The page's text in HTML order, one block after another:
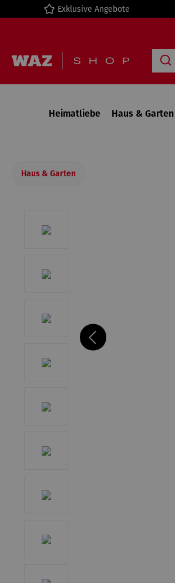
Zur Hauptnavigation springen
Exklusive Angebote
Heimatliebe Haus & Garten
Haus & Garten